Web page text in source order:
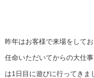
昨年はお客様で来場をして
任命いただいてからの大仕
は1日目に遊びに行ってき